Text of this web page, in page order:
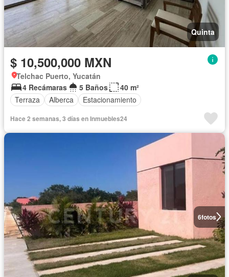
Quinta
$ 10,500,000 MXN
Telchac Puerto, Yucatán
4 Recámaras
5 Baños
40 m²
Terraza
Alberca Estacionamiento
Hace 2 semanas, 3 días en Inmuebles24
6fotos